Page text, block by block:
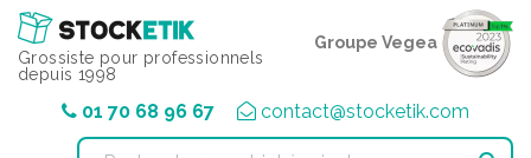
Grossiste pour professionnels
depuis 1998
Groupe Vegea
01 70 68 96 67 contact@stocketik.com
Panneau de gestion des cookies